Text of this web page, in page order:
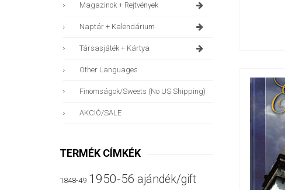
Magazinok + Rejtvények
Naptár + Kalendárium
Társasjáték + Kártya
Other Languages
Finomságok/sweets (no US Shipping)
AKCIÓ/SALE
TERMÉK CÍMKÉK
1848-49 1950-56 ajándék/gift